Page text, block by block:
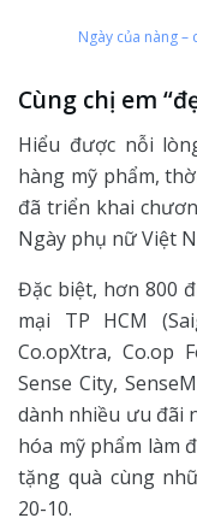
Ngày của nàng
Cùng chị em
Hiểu được nỗi
hàng mỹ phẩm,
đã triển khai
Ngày phụ nữ Việt
Đặc biệt, hơn 800
mại TP HCM
Co.opXtra, Co.op
Sense City,
dành nhiều ưu đãi
hóa mỹ phẩm làm
tặng quà cùng
20-10.